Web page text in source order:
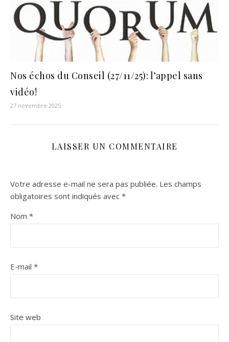
Nos échos du Conseil (27/11/25): l’appel sans
vidéo!
27 novembre 2025
LAISSER UN COMMENTAIRE
Votre adresse e-mail ne sera pas publiée. Les champs
obligatoires sont indiqués avec *
Nom *
E-mail *
Site web